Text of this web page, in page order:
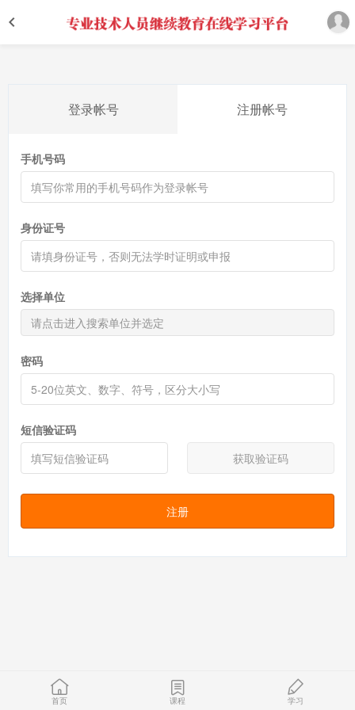
登录帐号 注册帐号
手机号码
身份证号
选择单位
密码
短信验证码
获取验证码
注册
首页 课程 学习